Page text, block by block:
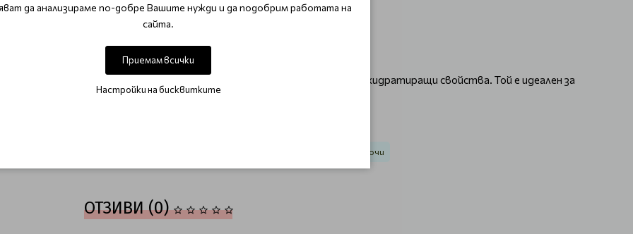
които търсят ефективен корейски серум за лице с успокояващи и хидратиращи свойства. Той е идеален за
оставяйки я свежа, гладка и сияйна.
Корейски пачове за очи
ОТЗИВИ (0)
да анализираме по-добре Вашите нужди и да подобрим работата на
сайта.
Приемам всички
Настройки на бисквитките